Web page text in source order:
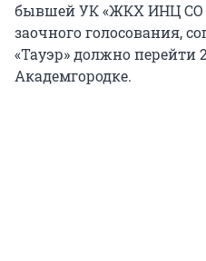
бывшей УК «ЖКХ ИНЦ СО
заочного голосования,
«Тауэр» должно перейти
Академгородке.